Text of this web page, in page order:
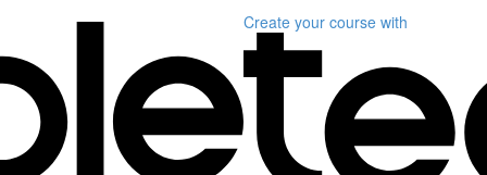
Create your course with